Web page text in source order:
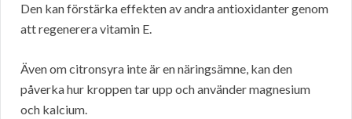
Den kan förstärka effekten av andra antioxidanter genom
att regenerera vitamin E.
Även om citronsyra inte är en näringsämne, kan den
påverka hur kroppen tar upp och använder magnesium
och kalcium.